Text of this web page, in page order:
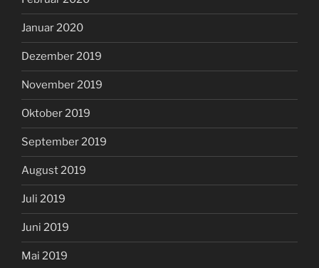
Januar 2020
Dezember 2019
November 2019
Oktober 2019
September 2019
August 2019
Juli 2019
Juni 2019
Mai 2019